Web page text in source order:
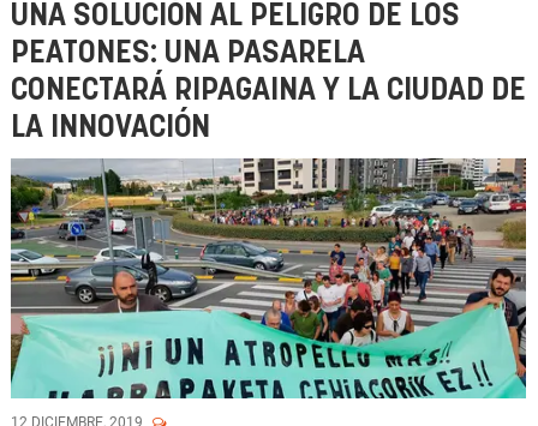
UNA SOLUCIÓN AL PELIGRO DE LOS
PEATONES: UNA PASARELA
CONECTARÁ RIPAGAINA Y LA CIUDAD DE
LA INNOVACIÓN
12 DICIEMBRE, 2019